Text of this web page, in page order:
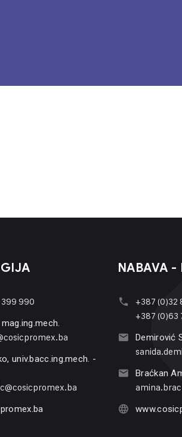
990
univ.bacc.ing.mech. -
NABAVA -
+387 (0)32
+387 (0)63
Demirović
Braćkan